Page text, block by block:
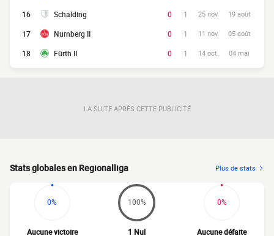
16 Schalding 0 1 25 nov. 19 août
17 Nürnberg II 0 1 11 nov. 05 août
18 Fürth II 0 1 14 oct. 04 mai
LA SUITE APRÈS CETTE PUBLICITÉ
Stats globales en Regionalliga Plus de stats
0%
Aucune victoire
100%
1 Nul
0%
Aucune défaite